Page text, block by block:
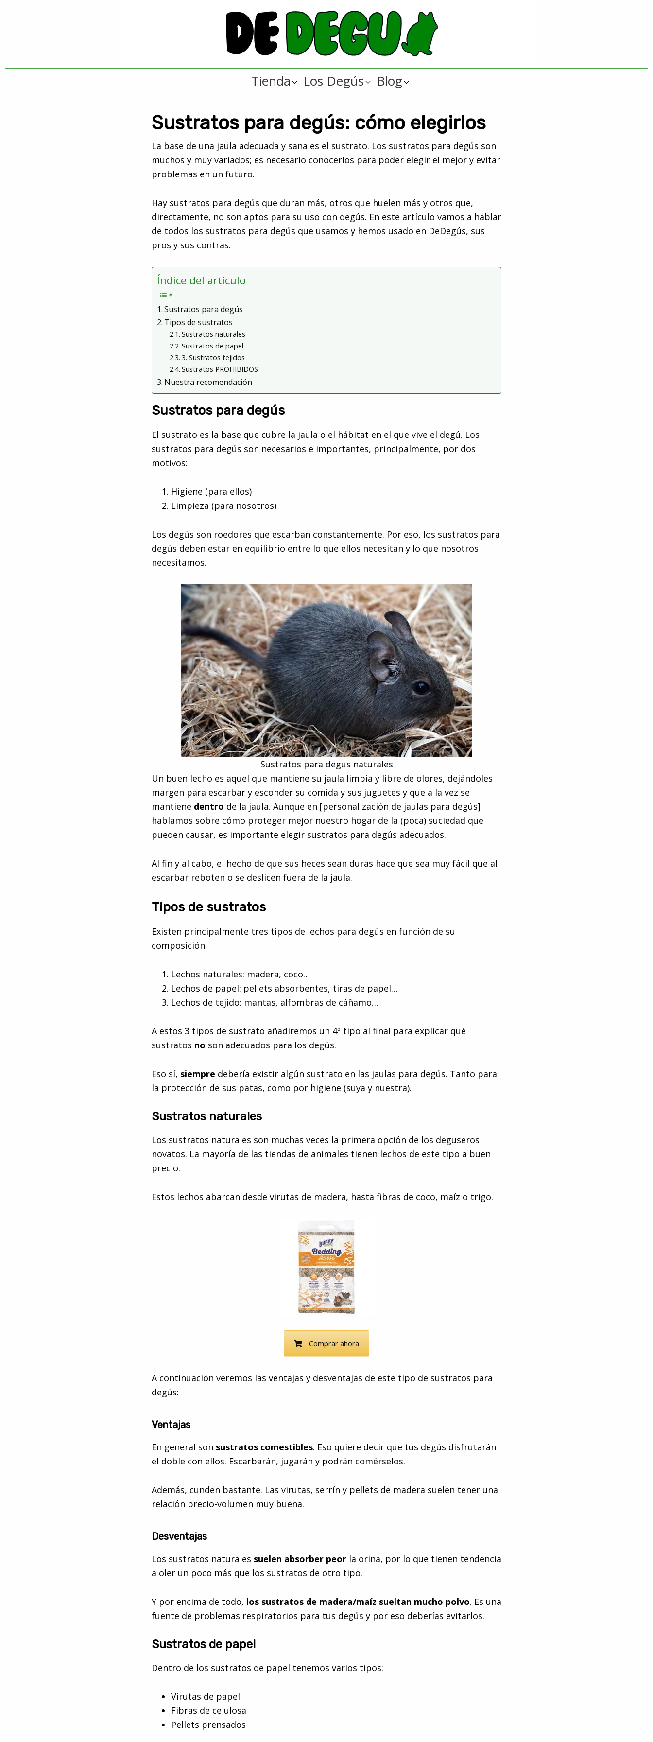
De
Tienda
Tienda Los Degús Blog
Sustratos para degús: cómo elegirlos
La base de una jaula adecuada y sana es el sustrato. Los sustratos para degús son
muchos y muy variados; es necesario conocerlos para poder elegir el mejor y evitar
problemas en un futuro.
Hay sustratos para degús que duran más, otros que huelen más y otros que,
directamente, no son aptos para su uso con degús. En este artículo vamos a hablar
de todos los sustratos para degús que usamos y hemos usado en DeDegús, sus
pros y sus contras.
Índice del artículo
Sustratos para degús
Tipos de sustratos
Sustratos naturales
Sustratos de papel
3. Sustratos tejidos
Sustratos PROHIBIDOS
Nuestra recomendación
Sustratos para degús
El sustrato es la base que cubre la jaula o el hábitat en el que vive el degú. Los
sustratos para degús son necesarios e importantes, principalmente, por dos
motivos:
Higiene (para ellos)
Limpieza (para nosotros)
Los degús son roedores que escarban constantemente. Por eso, los sustratos para
degús deben estar en equilibrio entre lo que ellos necesitan y lo que nosotros
necesitamos.
Sustratos para degus naturales
Un buen lecho es aquel que mantiene su jaula limpia y libre de olores, dejándoles
margen para escarbar y esconder su comida y sus juguetes y que a la vez se
mantiene dentro de la jaula. Aunque en [personalización de jaulas para degús]
hablamos sobre cómo proteger mejor nuestro hogar de la (poca) suciedad que
pueden causar, es importante elegir sustratos para degús adecuados.
Al fin y al cabo, el hecho de que sus heces sean duras hace que sea muy fácil que al
escarbar reboten o se deslicen fuera de la jaula.
Tipos de sustratos
Existen principalmente tres tipos de lechos para degús en función de su
composición:
Lechos naturales: madera, coco…
Lechos de papel: pellets absorbentes, tiras de papel…
Lechos de tejido: mantas, alfombras de cáñamo…
A estos 3 tipos de sustrato añadiremos un 4º tipo al final para explicar qué
sustratos no son adecuados para los degús.
Eso sí, siempre debería existir algún sustrato en las jaulas para degús. Tanto para
la protección de sus patas, como por higiene (suya y nuestra).
Sustratos naturales
Los sustratos naturales son muchas veces la primera opción de los deguseros
novatos. La mayoría de las tiendas de animales tienen lechos de este tipo a buen
precio.
Estos lechos abarcan desde virutas de madera, hasta fibras de coco, maíz o trigo.
Comprar ahora
A continuación veremos las ventajas y desventajas de este tipo de sustratos para
degús:
Ventajas
En general son sustratos comestibles. Eso quiere decir que tus degús disfrutarán
el doble con ellos. Escarbarán, jugarán y podrán comérselos.
Además, cunden bastante. Las virutas, serrín y pellets de madera suelen tener una
relación precio-volumen muy buena.
Desventajas
Los sustratos naturales suelen absorber peor la orina, por lo que tienen tendencia
a oler un poco más que los sustratos de otro tipo.
Y por encima de todo, los sustratos de madera/maíz sueltan mucho polvo. Es una
fuente de problemas respiratorios para tus degús y por eso deberías evitarlos.
Sustratos de papel
Dentro de los sustratos de papel tenemos varios tipos:
Virutas de papel
Fibras de celulosa
Pellets prensados